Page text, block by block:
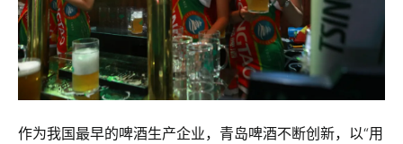
作为我国最早的啤酒生产企业，青岛啤酒不断创新，以“用